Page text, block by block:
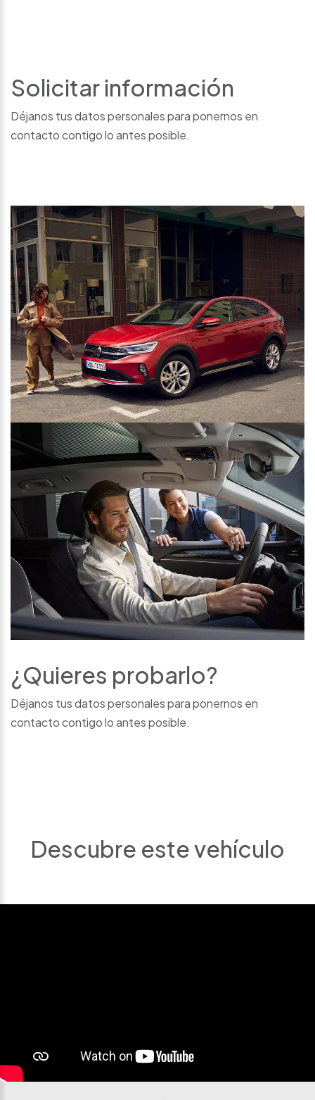
Solicitar información
Déjanos tus datos personales para ponernos en
contacto contigo lo antes posible.
¿Quieres probarlo?
Déjanos tus datos personales para ponernos en
contacto contigo lo antes posible.
Descubre este vehículo